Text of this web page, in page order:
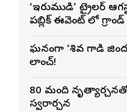
‘ఇరుముడి’ ట్రైలర్
పబ్లిక్ ఈవెంట్ లో
ఘనంగా ‘శివ గాడి
లాంచ్!
80 మంది
స్వరార్చన